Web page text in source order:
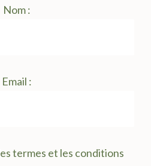
Nom :
Email :
termes et les conditions